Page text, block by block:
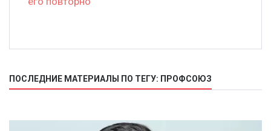
ПОСЛЕДНИЕ МАТЕРИАЛЫ ПО ТЕГУ: ПРОФСОЮЗ